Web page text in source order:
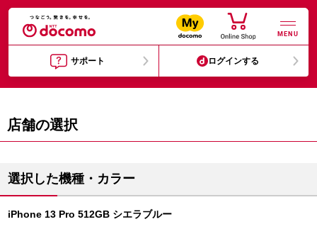
MENU
サポート ログインする
店舗の選択
選択した機種・カラー
iPhone 13 Pro 512GB シエラブルー